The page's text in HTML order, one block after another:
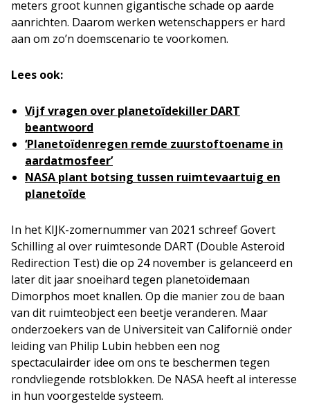
meters groot kunnen gigantische schade op aarde
aanrichten. Daarom werken wetenschappers er hard
aan om zo’n doemscenario te voorkomen.
Lees ook:
Vijf vragen over planetoïdekiller DART
beantwoord
‘Planetoïdenregen remde zuurstoftoename in
aardatmosfeer’
NASA plant botsing tussen ruimtevaartuig en
planetoïde
In het KIJK-zomernummer van 2021 schreef Govert
Schilling al over ruimtesonde DART (Double Asteroid
Redirection Test) die op 24 november is gelanceerd en
later dit jaar snoeihard tegen planetoïdemaan
Dimorphos moet knallen. Op die manier zou de baan
van dit ruimteobject een beetje veranderen. Maar
onderzoekers van de Universiteit van Californië onder
leiding van Philip Lubin hebben een nog
spectaculairder idee om ons te beschermen tegen
rondvliegende rotsblokken. De NASA heeft al interesse
in hun voorgestelde systeem.